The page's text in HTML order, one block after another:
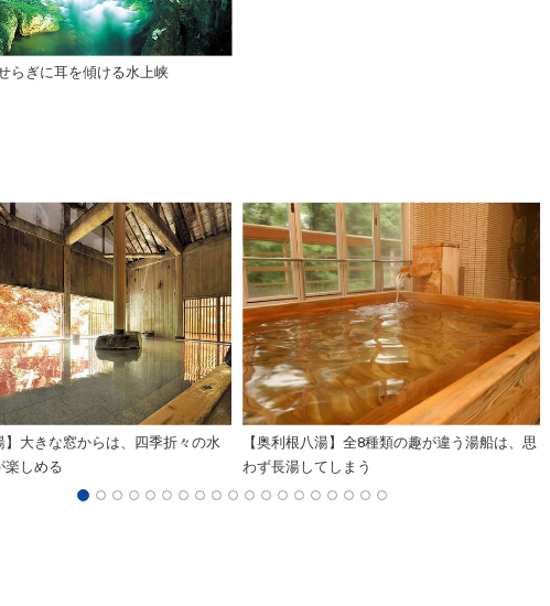
らぎに耳を傾ける水上峡
】大きな窓からは、四季折々の水
楽しめる
【奥利根八湯】全8種類の趣が違う湯船は、思
わず長湯してしまう